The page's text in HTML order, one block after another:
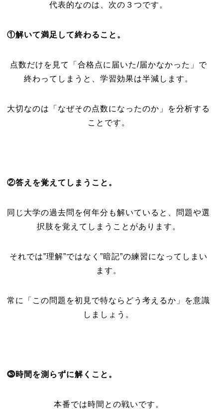
代表的なのは、次の３つです。
①解いて満足して終わること。
点数だけを見て「合格点に届いた/届かなかった」で
終わってしまうと、学習効果は半減します。
大切なのは「なぜその点数になったのか」を分析する
ことです。
②答えを覚えてしまうこと。
同じ大学の過去問を何年分も解いていると、問題や選
択肢を覚えてしまうことがあります。
それでは”理解”ではなく”暗記”の練習になってしまい
ます。
常に「この問題を初見で特ならどう考えるか」を意識
しましょう。
⓷時間を測らずに解くこと。
本番では時間との戦いです。